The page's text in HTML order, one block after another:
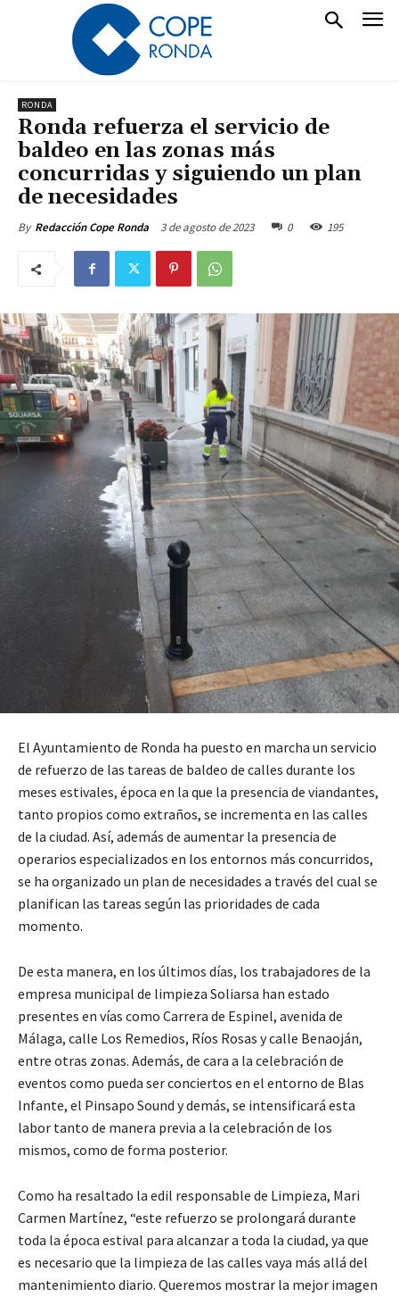
RONDA
Ronda refuerza el servicio de
baldeo en las zonas más
concurridas y siguiendo un plan
de necesidades
By Redacción Cope Ronda 3 de agosto de 2023 0 195
El Ayuntamiento de Ronda ha puesto en marcha un servicio
de refuerzo de las tareas de baldeo de calles durante los
meses estivales, época en la que la presencia de viandantes,
tanto propios como extraños, se incrementa en las calles
de la ciudad. Así, además de aumentar la presencia de
operarios especializados en los entornos más concurridos,
se ha organizado un plan de necesidades a través del cual se
planifican las tareas según las prioridades de cada
momento.
De esta manera, en los últimos días, los trabajadores de la
empresa municipal de limpieza Soliarsa han estado
presentes en vías como Carrera de Espinel, avenida de
Málaga, calle Los Remedios, Ríos Rosas y calle Benaoján,
entre otras zonas. Además, de cara a la celebración de
eventos como pueda ser conciertos en el entorno de Blas
Infante, el Pinsapo Sound y demás, se intensificará esta
labor tanto de manera previa a la celebración de los
mismos, como de forma posterior.
Como ha resaltado la edil responsable de Limpieza, Mari
Carmen Martínez, “este refuerzo se prolongará durante
toda la época estival para alcanzar a toda la ciudad, ya que
es necesario que la limpieza de las calles vaya más allá del
mantenimiento diario. Queremos mostrar la mejor imagen